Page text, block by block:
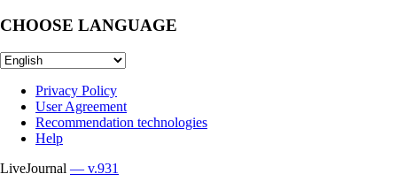
CHOOSE LANGUAGE
Privacy Policy
User Agreement
Recommendation technologies
Help
LiveJournal — v.931